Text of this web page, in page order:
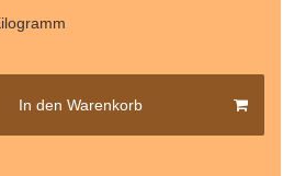
In den Warenkorb